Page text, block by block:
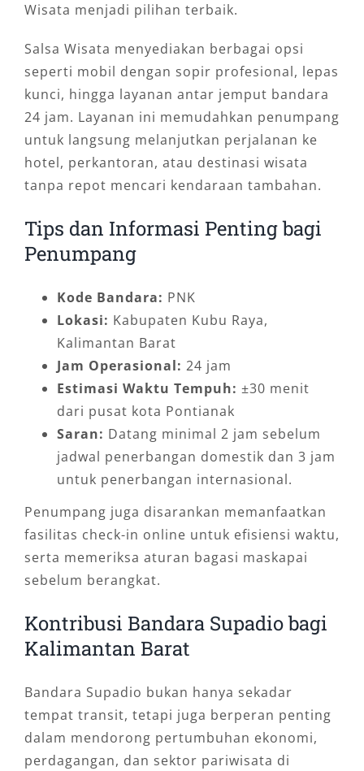
Wisata menjadi pilihan terbaik.
Salsa Wisata menyediakan berbagai opsi
seperti mobil dengan sopir profesional, lepas
kunci, hingga layanan antar jemput bandara
24 jam. Layanan ini memudahkan penumpang
untuk langsung melanjutkan perjalanan ke
hotel, perkantoran, atau destinasi wisata
tanpa repot mencari kendaraan tambahan.
Tips dan Informasi Penting bagi
Penumpang
Kode Bandara: PNK
Lokasi: Kabupaten Kubu Raya,
Kalimantan Barat
Jam Operasional: 24 jam
Estimasi Waktu Tempuh: ±30 menit
dari pusat kota Pontianak
Saran: Datang minimal 2 jam sebelum
jadwal penerbangan domestik dan 3 jam
untuk penerbangan internasional.
Penumpang juga disarankan memanfaatkan
fasilitas check-in online untuk efisiensi waktu,
serta memeriksa aturan bagasi maskapai
sebelum berangkat.
Kontribusi Bandara Supadio bagi
Kalimantan Barat
Bandara Supadio bukan hanya sekadar
tempat transit, tetapi juga berperan penting
dalam mendorong pertumbuhan ekonomi,
perdagangan, dan sektor pariwisata di